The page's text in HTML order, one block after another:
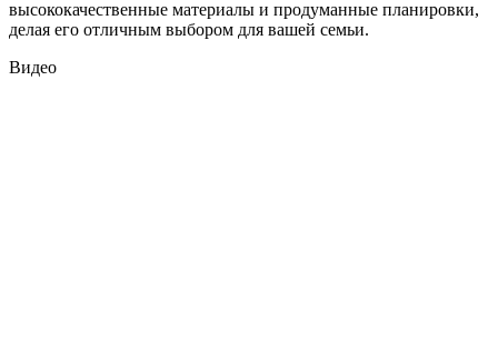
высококачественные материалы и продуманные планировки,
делая его отличным выбором для вашей семьи.
Видео